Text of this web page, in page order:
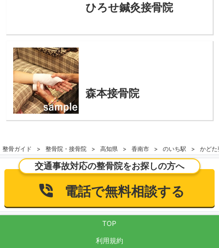
ひろせ鍼灸接骨院
森本接骨院
整骨ガイド 整骨院・接骨院 高知県 香南市 のいち駅 かどた
交通事故対応の整骨院をお探しの方へ
電話で無料相談する
TOP
利用規約